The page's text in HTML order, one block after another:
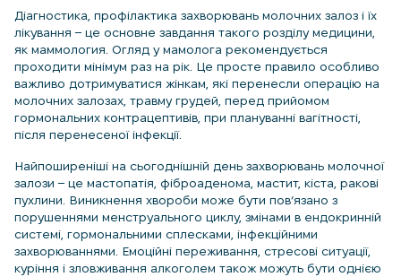
Діагностика, профілактика захворювань молочних залоз і їх
лікування – це основне завдання такого розділу медицини,
як маммология. Огляд у мамолога рекомендується
проходити мінімум раз на рік. Це просте правило особливо
важливо дотримуватися жінкам, які перенесли операцію на
молочних залозах, травму грудей, перед прийомом
гормональних контрацептивів, при плануванні вагітності,
після перенесеної інфекції.
Найпоширеніші на сьогоднішній день захворювань молочної
залози – це мастопатія, фіброаденома, мастит, кіста, ракові
пухлини. Виникнення хвороби може бути пов’язано з
порушеннями менструального циклу, змінами в ендокринній
системі, гормональними сплесками, інфекційними
захворюваннями. Емоційні переживання, стресові ситуації,
куріння і зловживання алкоголем також можуть бути однією